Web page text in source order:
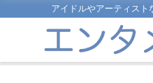
アイドルやアーティスト